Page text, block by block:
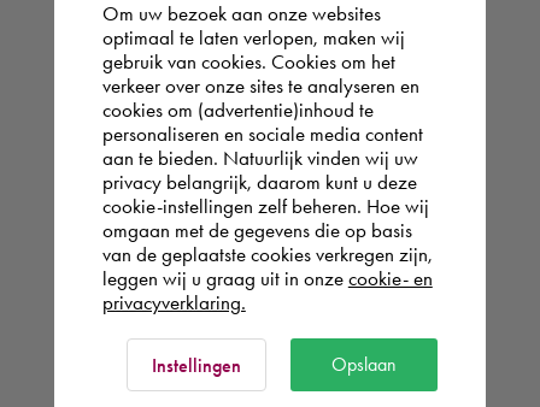
Om uw bezoek aan onze websites
optimaal te laten verlopen, maken wij
gebruik van cookies. Cookies om het
verkeer over onze sites te analyseren en
cookies om (advertentie)inhoud te
personaliseren en sociale media content
aan te bieden. Natuurlijk vinden wij uw
privacy belangrijk, daarom kunt u deze
cookie-instellingen zelf beheren. Hoe wij
omgaan met de gegevens die op basis
van de geplaatste cookies verkregen zijn,
leggen wij u graag uit in onze cookie- en
privacyverklaring.
Instellingen Opslaan